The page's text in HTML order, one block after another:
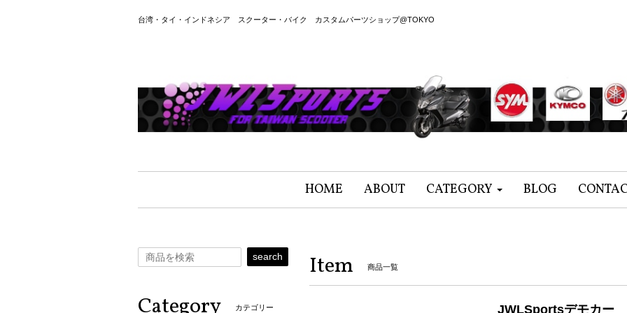
台湾・タイ・インドネシア スクーター・バイク カスタムパーツショップ@TOKYO
HOME ABOUT CATEGORY BLOG
Item 商品一覧
JWLSportsデモカー
search
Category カテゴリー